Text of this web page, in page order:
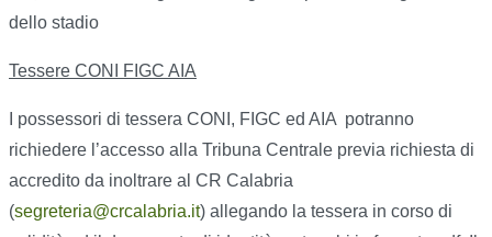
dello stadio
Tessere CONI FIGC AIA
I possessori di tessera CONI, FIGC ed AIA potranno
richiedere l’accesso alla Tribuna Centrale previa richiesta di
accredito da inoltrare al CR Calabria
(segreteria@crcalabria.it) allegando la tessera in corso di